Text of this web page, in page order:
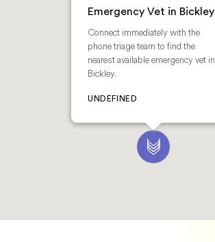
Emergency Vet in Bickley
Connect immediately with the
phone triage team to find the
nearest available emergency vet in
Bickley.
UNDEFINED